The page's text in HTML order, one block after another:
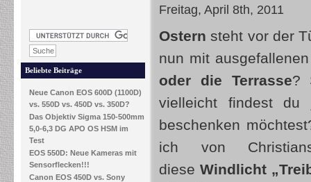
Beliebte Beiträge
Neue Canon EOS 600D (1100D)
vs. 550D vs. 450D vs. 350D?
Das Objektiv Sigma 150-500mm
5,0-6,3 DG APO OS HSM im
Test
EOS 550D: Neue Kameras mit
Sensorflecken!!!
Canon EOS 450D vs. Sony
Freitag, April 8th, 2011
Ostern steht vor der
nun mit ausgefallenen
oder die Terrasse?
vielleicht findest
beschenken
ich von
diese Windlicht